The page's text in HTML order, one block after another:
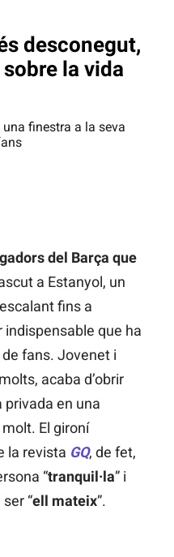
desconegut,
la vida
finestra a la seva
del Barça que
a Estanyol, un
fins a
que ha
fans. Jovenet i
acaba d’obrir
privada en una
El gironí
la revista GQ, de fet,
“tranquil·la” i
“ell mateix”.